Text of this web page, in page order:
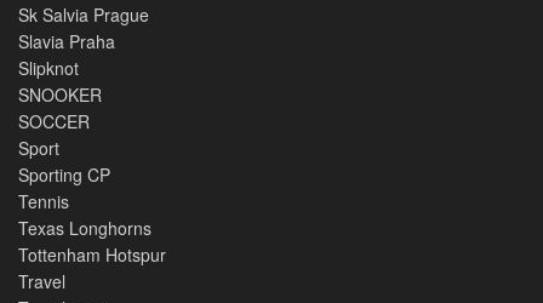
Sk Salvia Prague
Slavia Praha
Slipknot
SNOOKER
SOCCER
Sport
Sporting CP
Tennis
Texas Longhorns
Tottenham Hotspur
Travel